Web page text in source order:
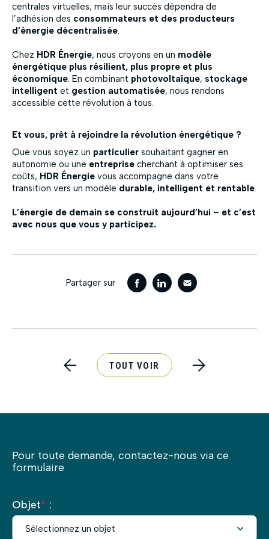
centrales virtuelles, mais leur succès dépendra de
l’adhésion des consommateurs et des producteurs
d’énergie décentralisée.
Chez HDR Énergie, nous croyons en un modèle
énergétique plus résilient, plus propre et plus
économique. En combinant photovoltaïque, stockage
intelligent et gestion automatisée, nous rendons
accessible cette révolution à tous.
Et vous, prêt à rejoindre la révolution énergétique ?
Que vous soyez un particulier souhaitant gagner en
autonomie ou une entreprise cherchant à optimiser ses
coûts, HDR Énergie vous accompagne dans votre
transition vers un modèle durable, intelligent et rentable.
L’énergie de demain se construit aujourd’hui – et c’est
avec nous que vous y participez.
Partager sur
TOUT VOIR
Pour toute demande, contactez-nous via ce
formulaire
Objet* :